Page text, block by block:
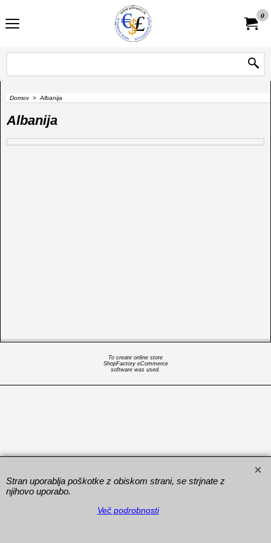
0
Domov> Albanija
Albanija
To create online store
ShopFactory eCommerce
software was used.
Stran uporablja poškotke z obiskom strani, se strjnate z
njihovo uporabo.
Več podrobnosti